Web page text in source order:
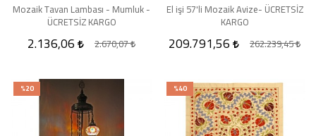
Mozaik Tavan Lambası - Mumluk -
ÜCRETSİZ KARGO
2.136,06 2.670,07
El işi 57'li Mozaik Avize- ÜCRETSİZ
KARGO
209.791,56 262.239,45
%20 %40